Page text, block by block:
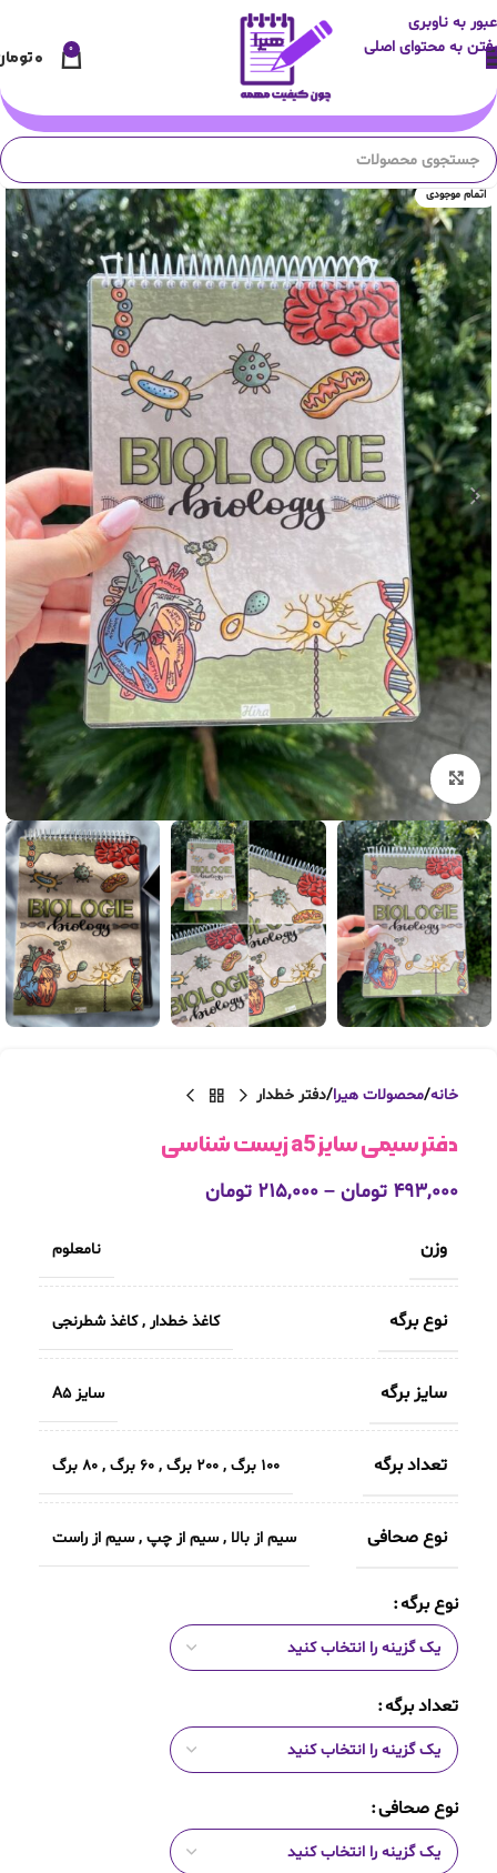
عبور به ناوبری
رفتن به محتوای اصلی
0 ۰
اتمام موجودی
بزرگنمایی تصویر
خانه محصولات هیرا دفتر خطدار
دفتر سیمی سایز a5 زیست شناسی
۴۹۳,۰۰۰ تومان – ۲۱۵,۰۰۰ تومان
وزن نامعلوم
نوع برگه کاغذ خطدار ,کاغذ شطرنجی
سایز برگه سایز A5
تعداد برگه 100 برگ , 200 برگ , 60 برگ , 80 برگ
نوع صحافی سیم از بالا ,سیم از چپ ,سیم از راست
نوع برگه
تعداد برگه
نوع صحافی